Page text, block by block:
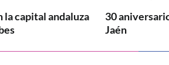
la capital andaluza
30
Jaén